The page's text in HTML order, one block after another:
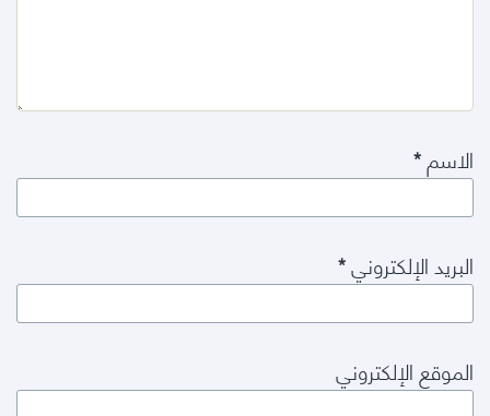
الاسم*
البريد الإلكتروني*
الموقع الإلكتروني